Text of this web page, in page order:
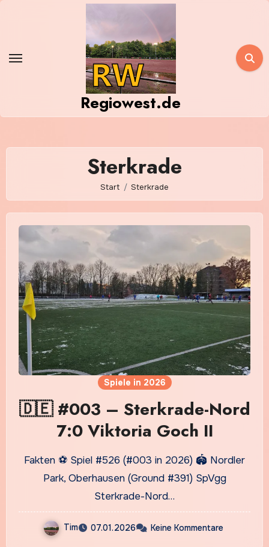
Regiowest.de
Sterkrade
Start Sterkrade
Spiele in 2026
🇩🇪 #003 – Sterkrade-Nord
7:0 Viktoria Goch II
Fakten ⚽ Spiel #526 (#003 in 2026) 🏟️ Nordler
Park, Oberhausen (Ground #391) SpVgg
Sterkrade-Nord…
Tim 07.01.2026 Keine Kommentare